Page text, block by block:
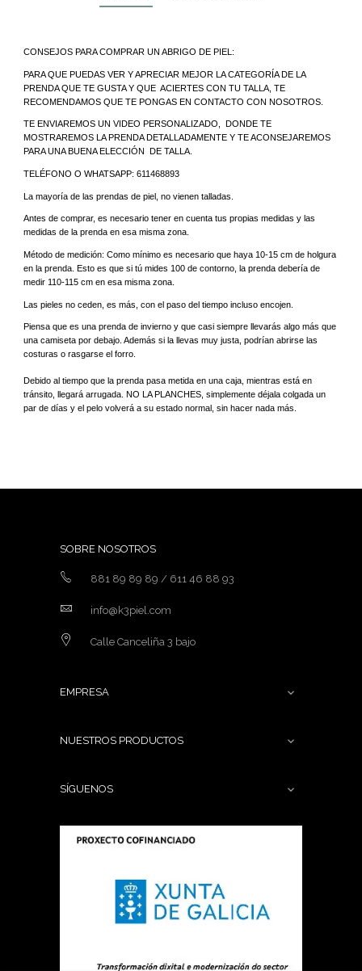
CONSEJOS PARA COMPRAR UN ABRIGO DE PIEL:
PARA QUE PUEDAS VER Y APRECIAR MEJOR LA CATEGORÍA DE LA
PRENDA QUE TE GUSTA Y QUE  ACIERTES CON TU TALLA, TE
RECOMENDAMOS QUE TE PONGAS EN CONTACTO CON NOSOTROS.
TE ENVIAREMOS UN VIDEO PERSONALIZADO,  DONDE TE
MOSTRAREMOS LA PRENDA DETALLADAMENTE Y TE ACONSEJAREMOS
PARA UNA BUENA ELECCIÓN  DE TALLA.
TELÉFONO O WHATSAPP: 611468893
La mayoría de las prendas de piel, no vienen talladas.
Antes de comprar, es necesario tener en cuenta tus propias medidas y las
medidas de la prenda en esa misma zona.
Método de medición: Como mínimo es necesario que haya 10-15 cm de holgura
en la prenda. Esto es que si tú mides 100 de contorno, la prenda debería de
medir 110-115 cm en esa misma zona.
Las pieles no ceden, es más, con el paso del tiempo incluso encojen.
Piensa que es una prenda de invierno y que casi siempre llevarás algo más que
una camiseta por debajo. Además si la llevas muy justa, podrían abrirse las
costuras o rasgarse el forro.
Debido al tiempo que la prenda pasa metida en una caja, mientras está en
tránsito, llegará arrugada. NO LA PLANCHES, simplemente déjala colgada un
par de días y el pelo volverá a su estado normal, sin hacer nada más.
SOBRE NOSOTROS
881 89 89 89 / 611 46 88 93
info@k3piel.com
Calle Canceliña 3 bajo
EMPRESA 
NUESTROS PRODUCTOS 
SÍGUENOS 